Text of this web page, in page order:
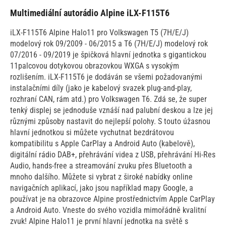
Multimediální autorádio Alpine iLX-F115T6
iLX-F115T6 Alpine Halo11 pro Volkswagen T5 (7H/E/J)
modelový rok 09/2009 - 06/2015 a T6 (7H/E/J) modelový rok
07/2016 - 09/2019 je špičková hlavní jednotka s gigantickou
11palcovou dotykovou obrazovkou WXGA s vysokým
rozlišením. iLX-F115T6 je dodáván se všemi požadovanými
instalačními díly (jako je kabelový svazek plug-and-play,
rozhraní CAN, rám atd.) pro Volkswagen T6. Zdá se, že super
tenký displej se jednoduše vznáší nad palubní deskou a lze jej
různými způsoby nastavit do nejlepší polohy. S touto úžasnou
hlavní jednotkou si můžete vychutnat bezdrátovou
kompatibilitu s Apple CarPlay a Android Auto (kabelově),
digitální rádio DAB+, přehrávání videa z USB, přehrávání Hi-Res
Audio, hands-free a streamování zvuku přes Bluetooth a
mnoho dalšího. Můžete si vybrat z široké nabídky online
navigačních aplikací, jako jsou například mapy Google, a
používat je na obrazovce Alpine prostřednictvím Apple CarPlay
a Android Auto. Vneste do svého vozidla mimořádně kvalitní
zvuk! Alpine Halo11 je první hlavní jednotka na světě s